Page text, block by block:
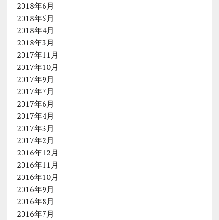
2018年6月
2018年5月
2018年4月
2018年3月
2017年11月
2017年10月
2017年9月
2017年7月
2017年6月
2017年4月
2017年3月
2017年2月
2016年12月
2016年11月
2016年10月
2016年9月
2016年8月
2016年7月